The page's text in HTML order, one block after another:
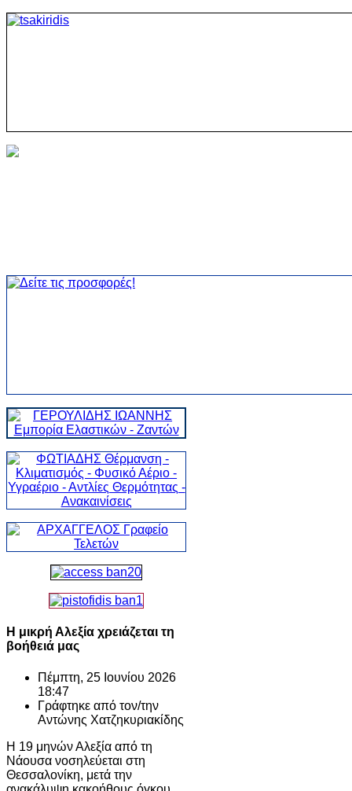
Η μικρή Αλεξία χρειάζεται τη
βοήθειά μας
Πέμπτη, 25 Ιουνίου 2026
18:47
Γράφτηκε από τον/την
Αντώνης Χατζηκυριακίδης
Η 19 μηνών Αλεξία από τη
Νάουσα νοσηλεύεται στη
Θεσσαλονίκη, μετά την